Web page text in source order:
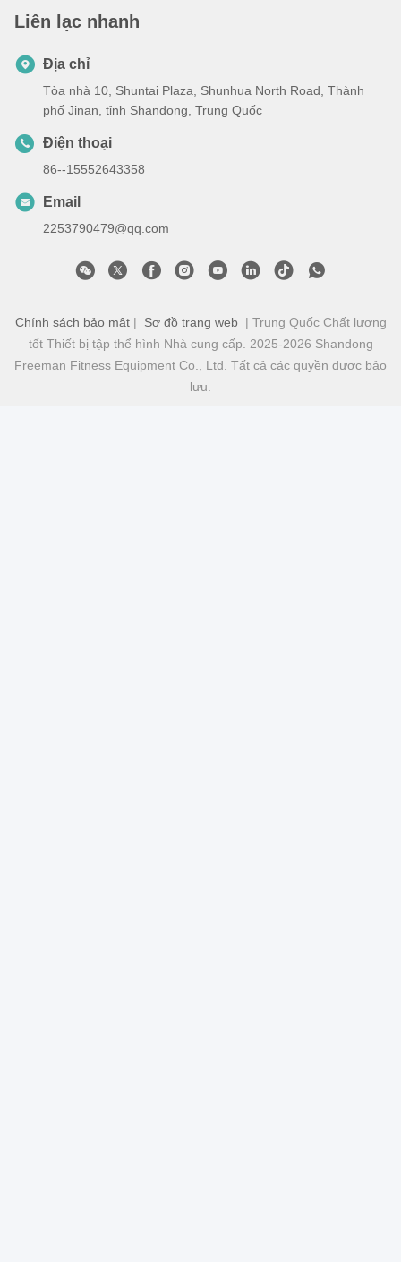
Liên lạc nhanh
Địa chỉ
Tòa nhà 10, Shuntai Plaza, Shunhua North Road, Thành
phố Jinan, tỉnh Shandong, Trung Quốc
Điện thoại
86--15552643358
Email
2253790479@qq.com
Chính sách bảo mật| Sơ đồ trang web| Trung Quốc Chất lượng
tốt Thiết bị tập thể hình Nhà cung cấp. 2025-2026 Shandong
Freeman Fitness Equipment Co., Ltd. Tất cả các quyền được bảo
lưu.